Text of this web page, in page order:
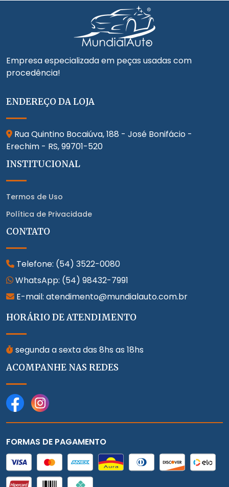
Empresa especializada em peças usadas com
procedência!
ENDEREÇO DA LOJA
Rua Quintino Bocaiúva, 188 - José Bonifácio -
Erechim - RS,99701-520
INSTITUCIONAL
Termos de Uso
Política de Privacidade
CONTATO
Telefone: (54) 3522-0080
WhatsApp: (54) 98432-7991
E-mail: atendimento@mundialauto.com.br
HORÁRIO DE ATENDIMENTO
segunda a sexta das 8hs as 18hs
ACOMPANHE NAS REDES
FORMAS DE PAGAMENTO